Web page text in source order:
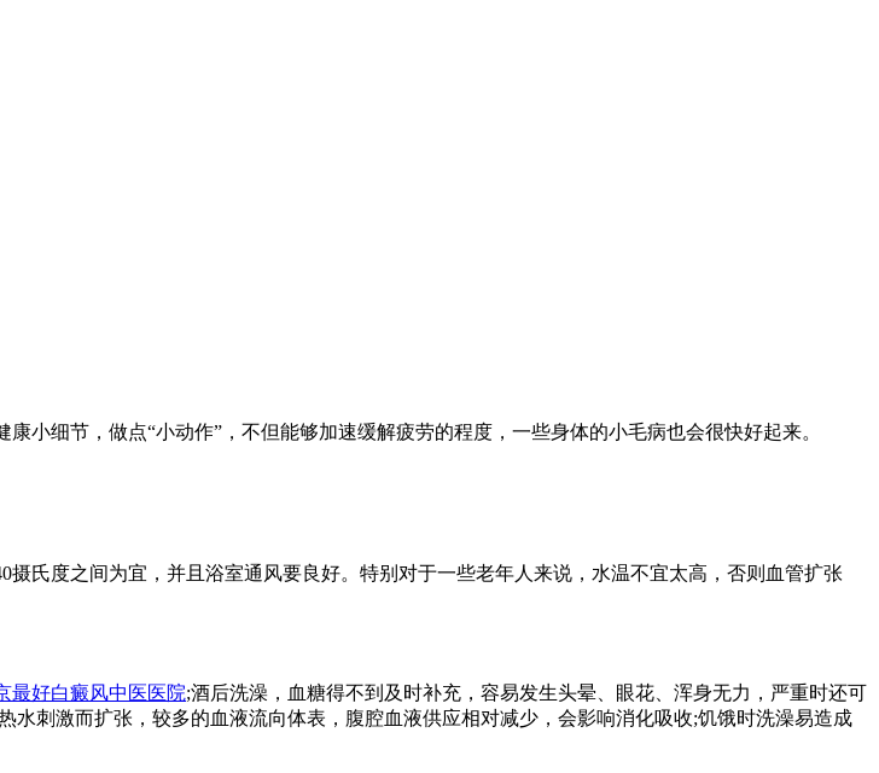
小细节，做点“小动作”，不但能够加速缓解疲劳的程度，一些身体的小毛病也会很快好起来。
氏度之间为宜，并且浴室通风要良好。特别对于一些老年人来说，水温不宜太高，否则血管扩张
最好白癜风中医医院;酒后洗澡，血糖得不到及时补充，容易发生头晕、眼花、浑身无力，严重时还可
刺激而扩张，较多的血液流向体表，腹腔血液供应相对减少，会影响消化吸收;饥饿时洗澡易造成